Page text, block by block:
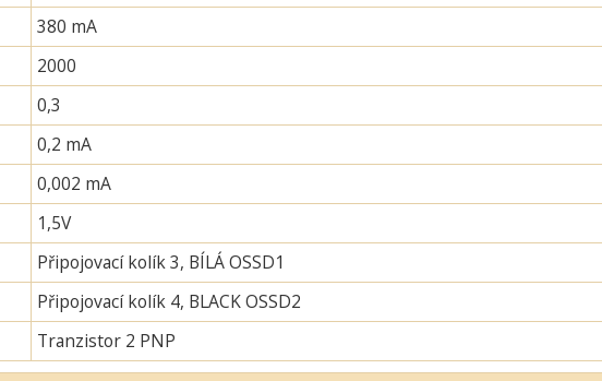
380 mA
2000
0,3
0,2 mA
0,002 mA
1,5V
Připojovací kolík 3, BÍLÁ OSSD1
Připojovací kolík 4, BLACK OSSD2
Tranzistor 2 PNP